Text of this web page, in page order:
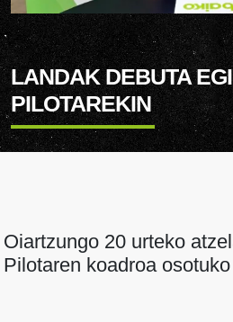
LANDAK DEBUTA
PILOTAREKIN
Oiartzungo 20 urteko
Pilotaren koadroa